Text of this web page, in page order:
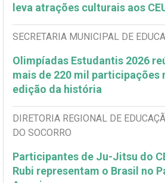
leva atrações culturais aos
SECRETARIA MUNICIPAL DE
Olimpíadas Estudantis 2026
mais de 220 mil participações
edição da história
DIRETORIA REGIONAL DE
DO SOCORRO
Participantes de Ju-Jitsu do
Rubi representam o Brasil no